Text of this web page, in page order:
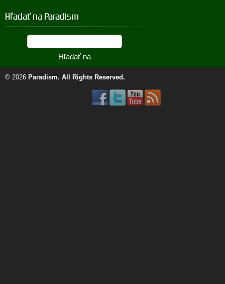
Hľadať na Paradism
© 2026 Paradism. All Rights Reserved.